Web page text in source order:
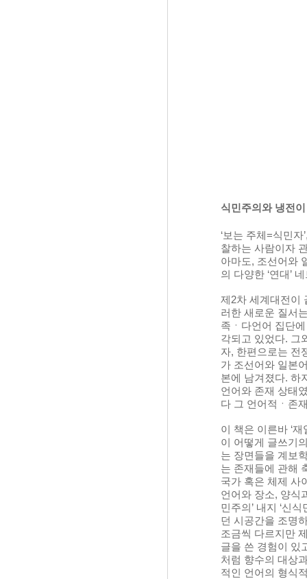
식민주의와 냉전
‘보는 주체=식민
찰하는 사람이자
아마도, 조선어와
의 다양한 ‘연대’
제2차 세계대전이
러한 새로운 질서
족ㆍ다언어 집단
각되고 있었다. 그
자, 한편으로는 전
가 조선어와 일본
본에 남겨졌다. 하
언어와 존재 상태
다 그 언어적ㆍ존
이 책은 이른바 ‘
이 어떻게 글쓰기
는 장면들을 계보
는 존재들에 관해
국가 혹은 체제 사
언어와 장소, 양식
민주의’ 내지 ‘신
던 시공간을 조명
조금씩 다르지만
글을 쓴 경험이 있
처럼 향수의 대상
적인 언어의 형식